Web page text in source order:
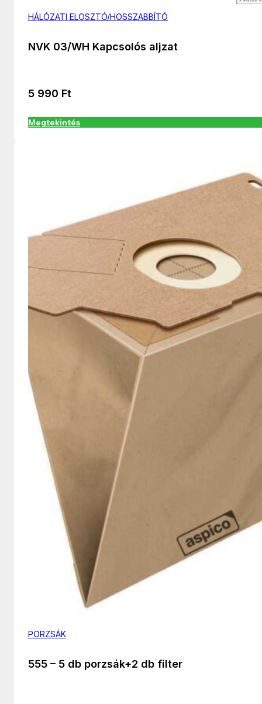
HÁLÓZATI ELOSZTÓ/HOSSZABBÍTÓ
NVK 03/WH Kapcsolós aljzat
5 990 Ft
Megtekintés
PORZSÁK
555 – 5 db porzsák+2 db filter